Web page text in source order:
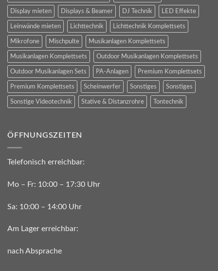
Display mieten Displays & Beamer DJ Technik LED Effekte
Leinwände mieten Lichttechnik Lichttechnik Komplettsets
Mikrofone Mischpulte Musikanlagen Komplettsets
Musikanlagen Komplettsets Outdoor Musikanlagen Komplettsets
Outdoor Musikanlagen Sets PA-Anlagen Premium Komplettsets
Premium Komplettsets Scheinwerfer Sonstiges Sonstiges
Sonstige Videotechnik Stative & Distanzrohre Tontechnik
ÖFFNUNGSZEITEN
Telefonisch erreichbar:
Mo – Fr: 10:00 – 17:30 Uhr
Sa: 10:00 – 14:00 Uhr
Am Lager erreichbar:
nach Absprache